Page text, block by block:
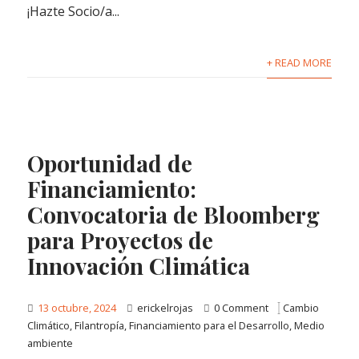
¡Hazte Socio/a...
+ READ MORE
Oportunidad de
Financiamiento:
Convocatoria de Bloomberg
para Proyectos de
Innovación Climática
13 octubre, 2024 erickelrojas 0 Comment
Cambio
Climático ,Filantropía ,Financiamiento para el Desarrollo ,Medio
ambiente